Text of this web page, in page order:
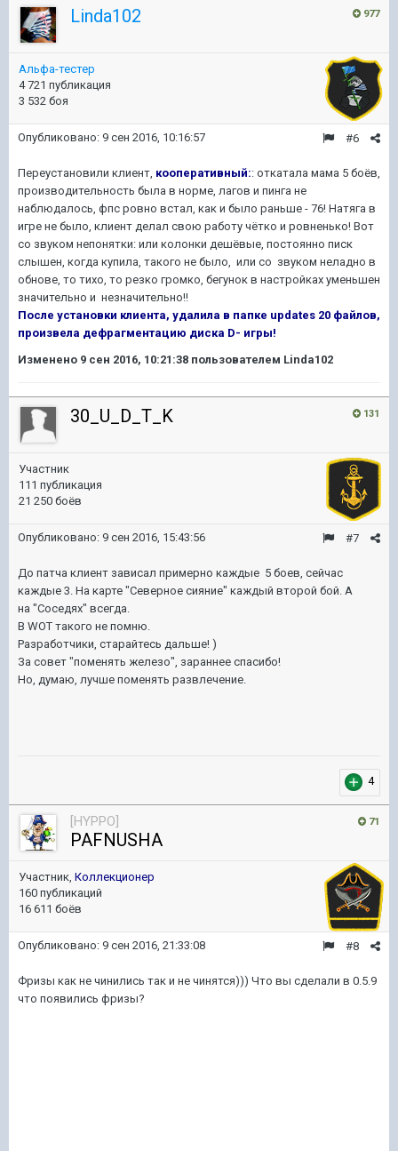
977
Linda102
Альфа-тестер
4 721 публикация
3 532 боя
#6
Опубликовано: 9 сен 2016, 10:16:57
Переустановили клиент, кооперативный:: откатала мама 5 боёв,
производительность была в норме, лагов и пинга не
наблюдалось, фпс ровно встал, как и было раньше - 76! Натяга в
игре не было, клиент делал свою работу чётко и ровненько! Вот
со звуком непонятки: или колонки дешёвые, постоянно писк
слышен, когда купила, такого не было, или со звуком неладно в
обнове, то тихо, то резко громко, бегунок в настройках уменьшен
значительно и незначительно!!
После установки клиента, удалила в папке updates 20 файлов,
произвела дефрагментацию диска D- игры!
Изменено 9 сен 2016, 10:21:38 пользователем Linda102
131
30_U_D_T_K
Участник
111 публикация
21 250 боёв
#7
Опубликовано: 9 сен 2016, 15:43:56
До патча клиент зависал примерно каждые 5 боев, сейчас
каждые 3. На карте "Северное сияние" каждый второй бой. А
на "Соседях" всегда.
В WOT такого не помню.
Разработчики, старайтесь дальше! )
За совет "поменять железо", зараннее спасибо!
Но, думаю, лучше поменять развлечение.
4
71
[HYPPO]
PAFNUSHA
Участник, Коллекционер
160 публикаций
16 611 боёв
#8
Опубликовано: 9 сен 2016, 21:33:08
Фризы как не чинились так и не чинятся))) Что вы сделали в 0.5.9
что появились фризы?